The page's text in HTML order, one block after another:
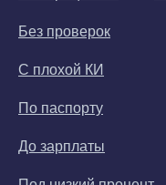
Без проверок
С плохой КИ
По паспорту
До зарплаты